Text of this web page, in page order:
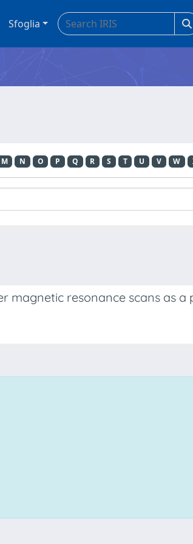
Sfoglia
M N O P Q R S T U V W
magnetic resonance scans as a